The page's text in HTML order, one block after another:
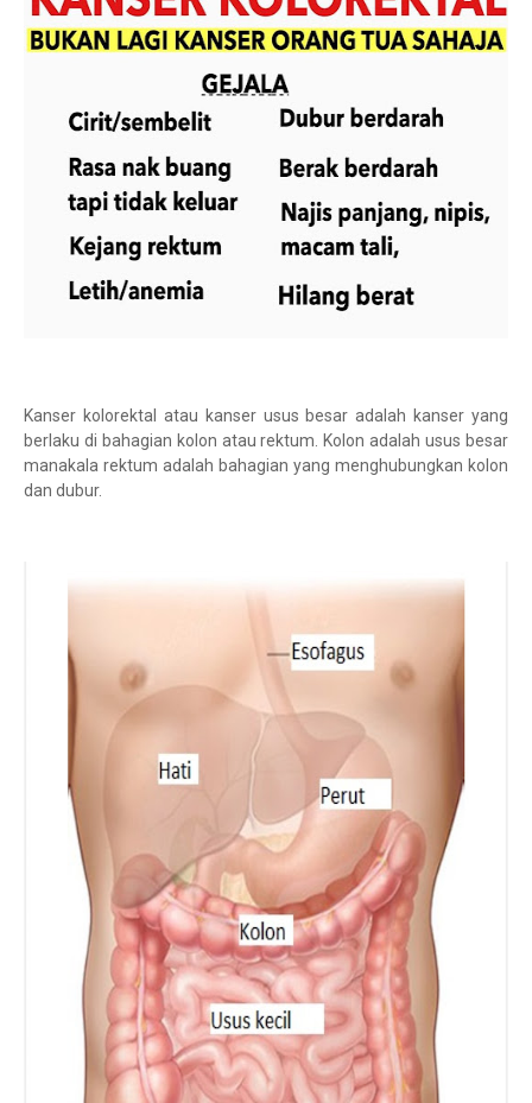
Kanser kolorektal atau kanser usus besar adalah kanser yang
berlaku di bahagian kolon atau rektum. Kolon adalah usus besar
manakala rektum adalah bahagian yang menghubungkan kolon
dan dubur.